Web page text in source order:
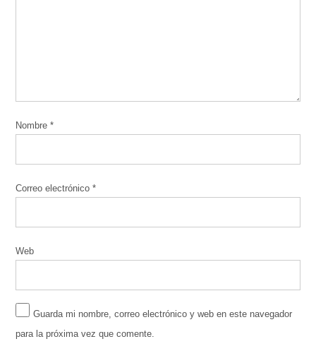
Nombre*
Correo electrónico*
Web
Guarda mi nombre, correo electrónico y web en este navegador
para la próxima vez que comente.